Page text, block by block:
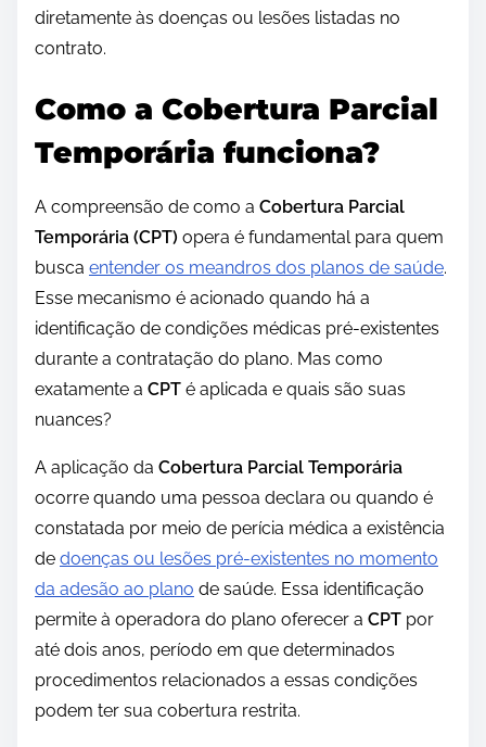
diretamente às doenças ou lesões listadas no
contrato.
Como a Cobertura Parcial
Temporária funciona?
A compreensão de como a Cobertura Parcial
Temporária (CPT) opera é fundamental para quem
busca entender os meandros dos planos de saúde.
Esse mecanismo é acionado quando há a
identificação de condições médicas pré-existentes
durante a contratação do plano. Mas como
exatamente a CPT é aplicada e quais são suas
nuances?
A aplicação da Cobertura Parcial Temporária
ocorre quando uma pessoa declara ou quando é
constatada por meio de perícia médica a existência
de doenças ou lesões pré-existentes no momento
da adesão ao plano de saúde. Essa identificação
permite à operadora do plano oferecer a CPT por
até dois anos, período em que determinados
procedimentos relacionados a essas condições
podem ter sua cobertura restrita.